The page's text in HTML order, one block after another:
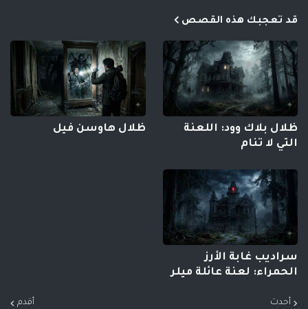
قد تعجبك هذه القصص
ظلال بلاك وود: اللعنة
التي لا تنام
ظلال هاوسن فيل
سراديب غابة الأرز
الحمراء: لعنة عائلة ميلر
أحدث أقدم